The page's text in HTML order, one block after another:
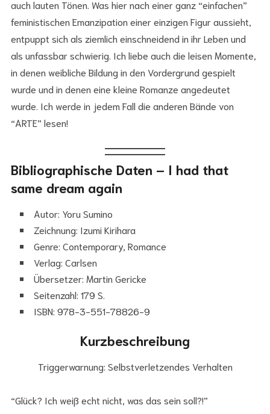
auch lauten Tönen. Was hier nach einer ganz “einfachen”
feministischen Emanzipation einer einzigen Figur aussieht,
entpuppt sich als ziemlich einschneidend in ihr Leben und
als unfassbar schwierig. Ich liebe auch die leisen Momente,
in denen weibliche Bildung in den Vordergrund gespielt
wurde und in denen eine kleine Romanze angedeutet
wurde. Ich werde in jedem Fall die anderen Bände von
“ARTE” lesen!
Bibliographische Daten – I had that
same dream again
Autor: Yoru Sumino
Zeichnung: Izumi Kirihara
Genre: Contemporary, Romance
Verlag: Carlsen
Übersetzer: Martin Gericke
Seitenzahl: 179 S.
ISBN: 978-3-551-78826-9
Kurzbeschreibung
Triggerwarnung: Selbstverletzendes Verhalten
“Glück? Ich weiß echt nicht, was das sein soll?!”